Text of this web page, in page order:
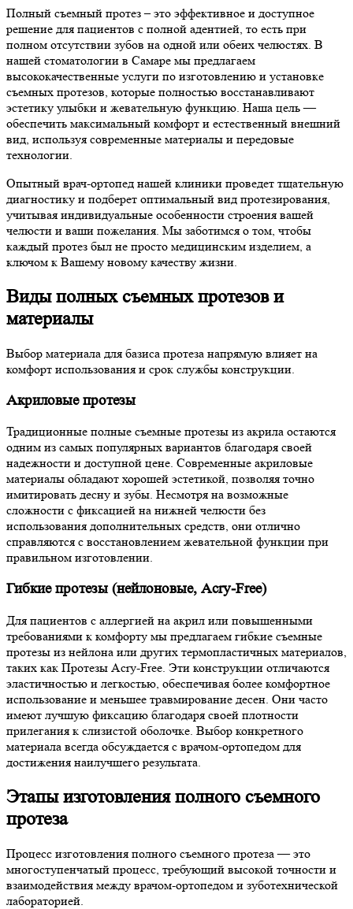
Полный съемный протез – это эффективное и доступное
решение для пациентов с полной адентией, то есть при
полном отсутствии зубов на одной или обеих челюстях. В
нашей стоматологии в Самаре мы предлагаем
высококачественные услуги по изготовлению и установке
съемных протезов, которые полностью восстанавливают
эстетику улыбки и жевательную функцию. Наша цель —
обеспечить максимальный комфорт и естественный внешний
вид, используя современные материалы и передовые
технологии.
Опытный врач-ортопед нашей клиники проведет тщательную
диагностику и подберет оптимальный вид протезирования,
учитывая индивидуальные особенности строения вашей
челюсти и ваши пожелания. Мы заботимся о том, чтобы
каждый протез был не просто медицинским изделием, а
ключом к Вашему новому качеству жизни.
Виды полных съемных протезов и
материалы
Выбор материала для базиса протеза напрямую влияет на
комфорт использования и срок службы конструкции.
Акриловые протезы
Традиционные полные съемные протезы из акрила остаются
одним из самых популярных вариантов благодаря своей
надежности и доступной цене. Современные акриловые
материалы обладают хорошей эстетикой, позволяя точно
имитировать десну и зубы. Несмотря на возможные
сложности с фиксацией на нижней челюсти без
использования дополнительных средств, они отлично
справляются с восстановлением жевательной функции при
правильном изготовлении.
Гибкие протезы (нейлоновые, Acry-Free)
Для пациентов с аллергией на акрил или повышенными
требованиями к комфорту мы предлагаем гибкие съемные
протезы из нейлона или других термопластичных материалов,
таких как Протезы Acry-Free. Эти конструкции отличаются
эластичностью и легкостью, обеспечивая более комфортное
использование и меньшее травмирование десен. Они часто
имеют лучшую фиксацию благодаря своей плотности
прилегания к слизистой оболочке. Выбор конкретного
материала всегда обсуждается с врачом-ортопедом для
достижения наилучшего результата.
Этапы изготовления полного съемного
протеза
Процесс изготовления полного съемного протеза — это
многоступенчатый процесс, требующий высокой точности и
взаимодействия между врачом-ортопедом и зуботехнической
лабораторией.